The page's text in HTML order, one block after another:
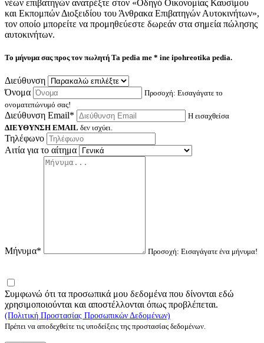
νέων επιβατηγών ανατρέξτε στον «Οδηγό Οικονομίας Καυσίμου
και Εκπομπών Διοξειδίου του Άνθρακα Επιβατηγών Αυτοκινήτων»,
τον οποίο μπορείτε να προμηθεύεστε δωρεάν στα σημεία πώλησης
αυτοκινήτων.
Το μήνυμα σας προς τον πωλητή Ta pedia me * ine ipohreotika pedia.
Διεύθυνση
Όνομα
Προσοχή: Εισαγάγατε το
ονοματεπώνυμό σας!
Διεύθυνση Email*
Η εισαχθείσα
ΔΙΕΥΘΥΝΣΗ EMAIL δεν ισχύει.
Τηλέφωνο
Αιτία για το αίτημα
Μήνυμα* Προσοχή: Εισαγάγατε ένα μήνυμα!
Συμφωνώ ότι τα προσωπικά μου δεδομένα που δίνονται εδώ
χρησιμοποιούνται και αποστέλλονται όπως προβλέπεται.
(Πολιτική Προστασίας Προσωπικών Δεδομένων)
Πρέπει να αποδεχθείτε τις υποδείξεις της προστασίας δεδομένων.